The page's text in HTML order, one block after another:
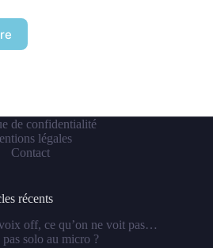
de confidentialité
légales
Contact
récents
off, ce qu’on ne voit pas…
solo au micro ?